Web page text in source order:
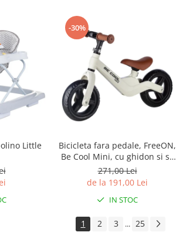
Little
-30%
Bicicleta fara pedale, FreeON,
Be Cool Mini, cu ghidon si sa
reglabile, Roti din EVA, Pana
in 30 Kg, Roti 8 inch, 12 luni+,
Alb
271,00 Lei
de la 191,00 Lei
IN STOC
1 2 3 ... 25